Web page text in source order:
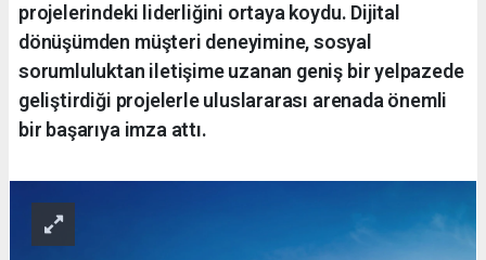
projelerindeki liderliğini ortaya koydu. Dijital
dönüşümden müşteri deneyimine, sosyal
sorumluluktan iletişime uzanan geniş bir yelpazede
geliştirdiği projelerle uluslararası arenada önemli
bir başarıya imza attı.